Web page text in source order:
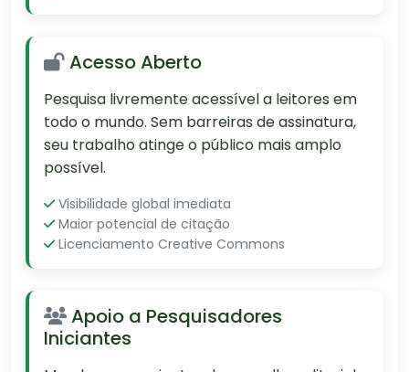
Acesso Aberto
Pesquisa livremente acessível a leitores em
todo o mundo. Sem barreiras de assinatura,
seu trabalho atinge o público mais amplo
possível.
Visibilidade global imediata
Maior potencial de citação
Licenciamento Creative Commons
Apoio a Pesquisadores
Iniciantes